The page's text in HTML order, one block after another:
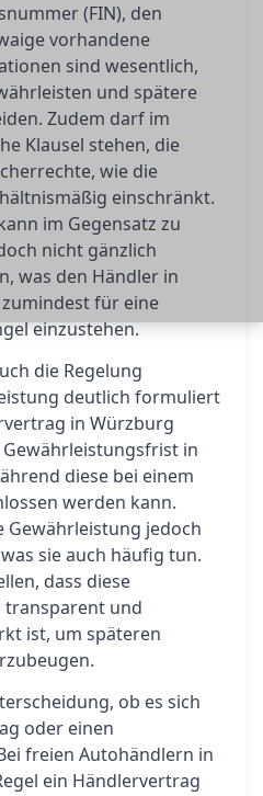
(FIN), den
vorhandene
sind wesentlich,
und spätere
Zudem darf im
Klausel stehen, die
wie die
einschränkt.
im Gegensatz zu
nicht gänzlich
was den Händler in
für eine
einzustehen.
die Regelung
deutlich formuliert
in Würzburg
in
diese bei einem
werden kann.
jedoch
sie auch häufig tun.
dass diese
und
ist, um späteren
ob es sich
oder einen
freien Autohändlern in
ein Händlervertrag